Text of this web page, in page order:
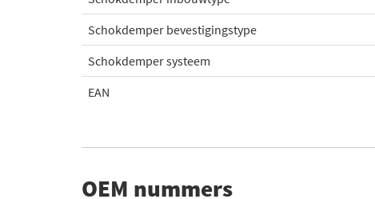
Schokdemper bevestigingstype
Schokdemper systeem
EAN
OEM nummers